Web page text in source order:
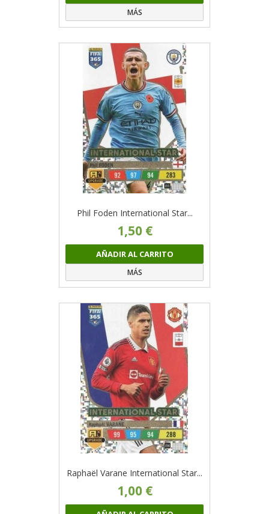
MÁS
Phil Foden International Star...
1,50 €
AÑADIR AL CARRITO
MÁS
Raphaël Varane International Star...
1,00 €